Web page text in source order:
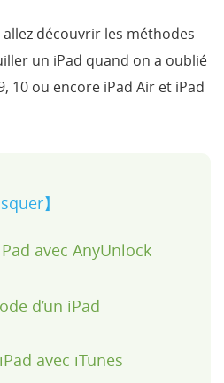
découvrir les méthodes
un iPad quand on a oublié
10 ou encore iPad Air et iPad
avec AnyUnlock
d’un iPad
avec iTunes